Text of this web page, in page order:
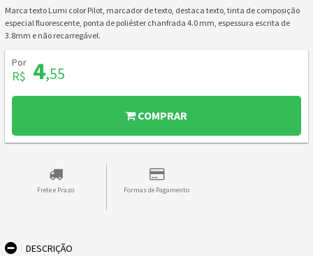
Marca texto Lumi color Pilot, marcador de texto, destaca texto, tinta de composição
especial fluorescente, ponta de poliéster chanfrada 4.0 mm, espessura escrita de
3.8mm e não recarregável.
Por
R$ 4,55
COMPRAR
Frete e Prazo Formas de Pagamento
DESCRIÇÃO